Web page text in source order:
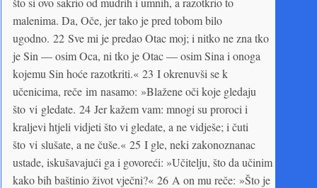
malenima. Da, Oče, jer tako je pred tobom bilo
ugodno. 22 Sve mi je predao Otac moj; i nitko ne zna tko
je Sin — osim Oca, ni tko je Otac — osim Sina i onoga
kojemu Sin hoće razotkriti.« 23 I okrenuvši se k
učenicima, reče im nasamo: »Blažene oči koje gledaju
što vi gledate. 24 Jer kažem vam: mnogi su proroci i
kraljevi htjeli vidjeti što vi gledate, a ne vidješe; i čuti
što vi slušate, a ne čuše.« 25 I gle, neki zakonoznanac
ustade, iskušavajući ga i govoreći: »Učitelju, što da učinim
kako bih baštinio život vječni?« 26 A on mu reče: »Što je